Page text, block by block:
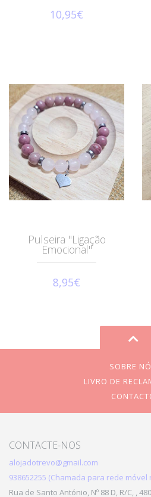
10,95€
Pulseira "Ligação
Emocional"
8,95€
SOBRE
LIVRO DE
CONTACTE-NOS
alojadotrevo@gmail.com
938652255 (Chamada para rede móvel
Rua de Santo António, Nº 88 D, R/C, ,